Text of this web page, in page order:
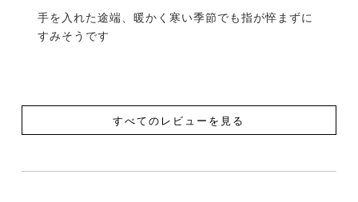
手を入れた途端、暖かく寒い季節でも指が悴まずに
すみそうです
すべてのレビューを見る